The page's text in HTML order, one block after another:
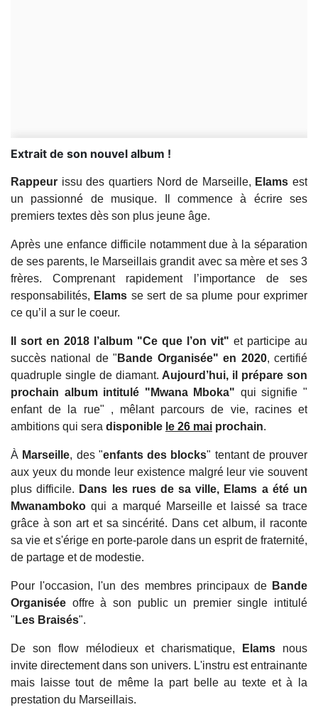
Extrait de son nouvel album !
Rappeur issu des quartiers Nord de Marseille, Elams est
un passionné de musique. Il commence à écrire ses
premiers textes dès son plus jeune âge.
Après une enfance difficile notamment due à la séparation
de ses parents, le Marseillais grandit avec sa mère et ses 3
frères. Comprenant rapidement l’importance de ses
responsabilités, Elams se sert de sa plume pour exprimer
ce qu’il a sur le coeur.
Il sort en 2018 l’album "Ce que l’on vit" et participe au
succès national de " Bande Organisée" en 2020, certifié
quadruple single de diamant. Aujourd’hui, il prépare son
prochain album intitulé "Mwana Mboka" qui signifie "
enfant de la rue" , mêlant parcours de vie, racines et
ambitions qui sera disponible le 26 mai prochain.
À Marseille, des "enfants des blocks" tentant de prouver
aux yeux du monde leur existence malgré leur vie souvent
plus difficile. Dans les rues de sa ville, Elams a été un
Mwanamboko qui a marqué Marseille et laissé sa trace
grâce à son art et sa sincérité. Dans cet album, il raconte
sa vie et s'érige en porte-parole dans un esprit de fraternité,
de partage et de modestie.
Pour l'occasion, l'un des membres principaux de Bande
Organisée offre à son public un premier single intitulé
" Les Braisés".
De son flow mélodieux et charismatique, Elams nous
invite directement dans son univers. L'instru est entrainante
mais laisse tout de même la part belle au texte et à la
prestation du Marseillais.